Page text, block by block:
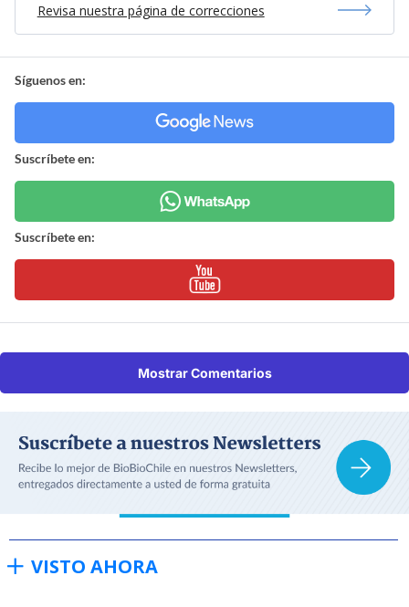
Revisa nuestra página de correcciones
Síguenos en:
Suscríbete en:
Suscríbete en:
Mostrar Comentarios
VISTO AHORA